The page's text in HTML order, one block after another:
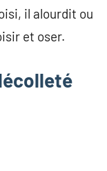
il alourdit ou
et oser.